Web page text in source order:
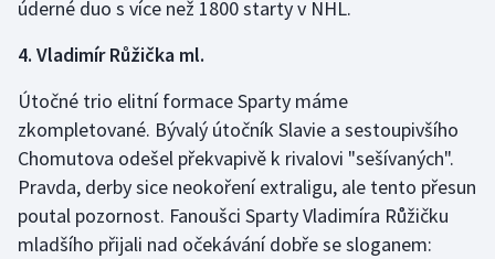
úderné duo s více než 1800 starty v NHL.
4. Vladimír Růžička ml.
Útočné trio elitní formace Sparty máme
zkompletované. Bývalý útočník Slavie a sestoupivšího
Chomutova odešel překvapivě k rivalovi "sešívaných".
Pravda, derby sice neokoření extraligu, ale tento přesun
poutal pozornost. Fanoušci Sparty Vladimíra Růžičku
mladšího přijali nad očekávání dobře se sloganem: